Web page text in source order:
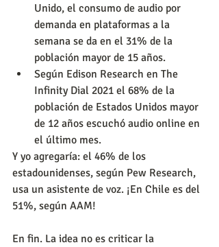
Unido, el consumo de audio por
demanda en plataformas a la
semana se da en el 31% de la
población mayor de 15 años.
Según Edison Research en The
Infinity Dial 2021 el 68% de la
población de Estados Unidos mayor
de 12 años escuchó audio online en
el último mes.
Y yo agregaría: el 46% de los
estadounidenses, según Pew Research,
usa un asistente de voz. ¡En Chile es del
51%, según AAM!
En fin. La idea no es criticar la